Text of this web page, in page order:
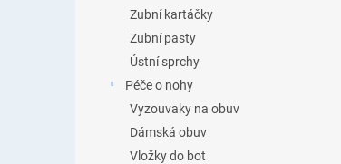
Zubní kartáčky
Zubní pasty
Ústní sprchy
Péče o nohy
Vyzouvaky na obuv
Dámská obuv
Vložky do bot